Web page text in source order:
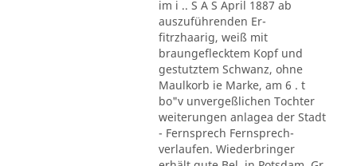
im i .. S A S April 1887 ab
auszuführenden Er-
fitrzhaarig, weiß mit
braungeflecktem Kopf und
gestutztem Schwanz, ohne
Maulkorb ie Marke, am 6 . t
bo"v unvergeßlichen Tochter
weiterungen anlagea der Stadt
- Fernsprech Fernsprech-
verlaufen. Wiederbringer